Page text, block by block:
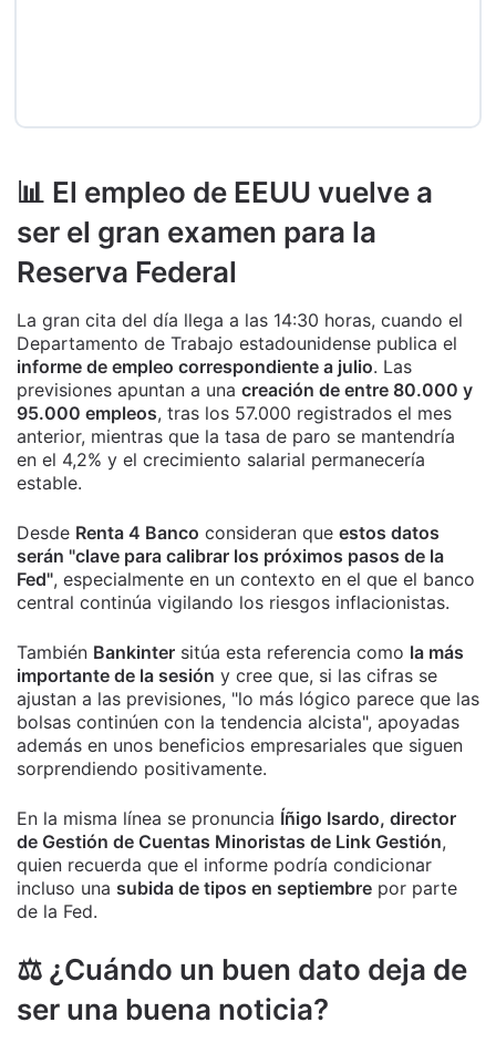
📊 El empleo de EEUU vuelve a
ser el gran examen para la
Reserva Federal
La gran cita del día llega a las 14:30 horas, cuando el
Departamento de Trabajo estadounidense publica el
informe de empleo correspondiente a julio. Las
previsiones apuntan a una creación de entre 80.000 y
95.000 empleos, tras los 57.000 registrados el mes
anterior, mientras que la tasa de paro se mantendría
en el 4,2% y el crecimiento salarial permanecería
estable.
Desde Renta 4 Banco consideran que estos datos
serán "clave para calibrar los próximos pasos de la
Fed", especialmente en un contexto en el que el banco
central continúa vigilando los riesgos inflacionistas.
También Bankinter sitúa esta referencia como la más
importante de la sesión y cree que, si las cifras se
ajustan a las previsiones, "lo más lógico parece que las
bolsas continúen con la tendencia alcista", apoyadas
además en unos beneficios empresariales que siguen
sorprendiendo positivamente.
En la misma línea se pronuncia Íñigo Isardo, director
de Gestión de Cuentas Minoristas de Link Gestión,
quien recuerda que el informe podría condicionar
incluso una subida de tipos en septiembre por parte
de la Fed.
⚖️ ¿Cuándo un buen dato deja de
ser una buena noticia?